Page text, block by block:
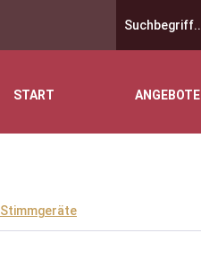
START ANGEBOTE
Stimmgeräte